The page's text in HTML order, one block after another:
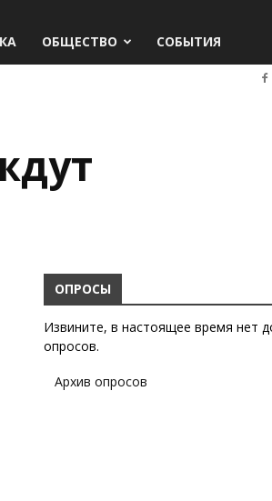
ОБЩЕСТВО СОБЫТИЯ
ОПРОСЫ
Извините, в настоящее время нет
опросов.
Архив опросов